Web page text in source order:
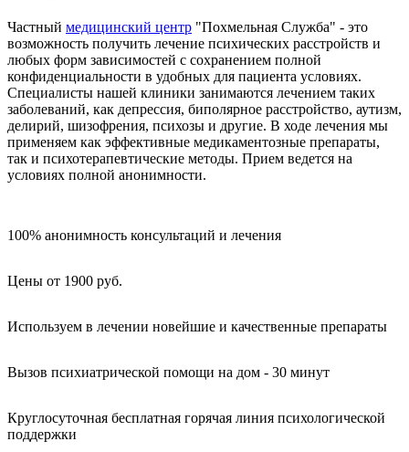
Частный медицинский центр "Похмельная Служба" - это
возможность получить лечение психических расстройств и
любых форм зависимостей с сохранением полной
конфиденциальности в удобных для пациента условиях.
Специалисты нашей клиники занимаются лечением таких
заболеваний, как депрессия, биполярное расстройство, аутизм,
делирий, шизофрения, психозы и другие. В ходе лечения мы
применяем как эффективные медикаментозные препараты,
так и психотерапевтические методы. Прием ведется на
условиях полной анонимности.
100% анонимность консультаций и лечения
Цены от 1900 руб.
Используем в лечении новейшие и качественные препараты
Вызов психиатрической помощи на дом - 30 минут
Круглосуточная бесплатная горячая линия психологической
поддержки